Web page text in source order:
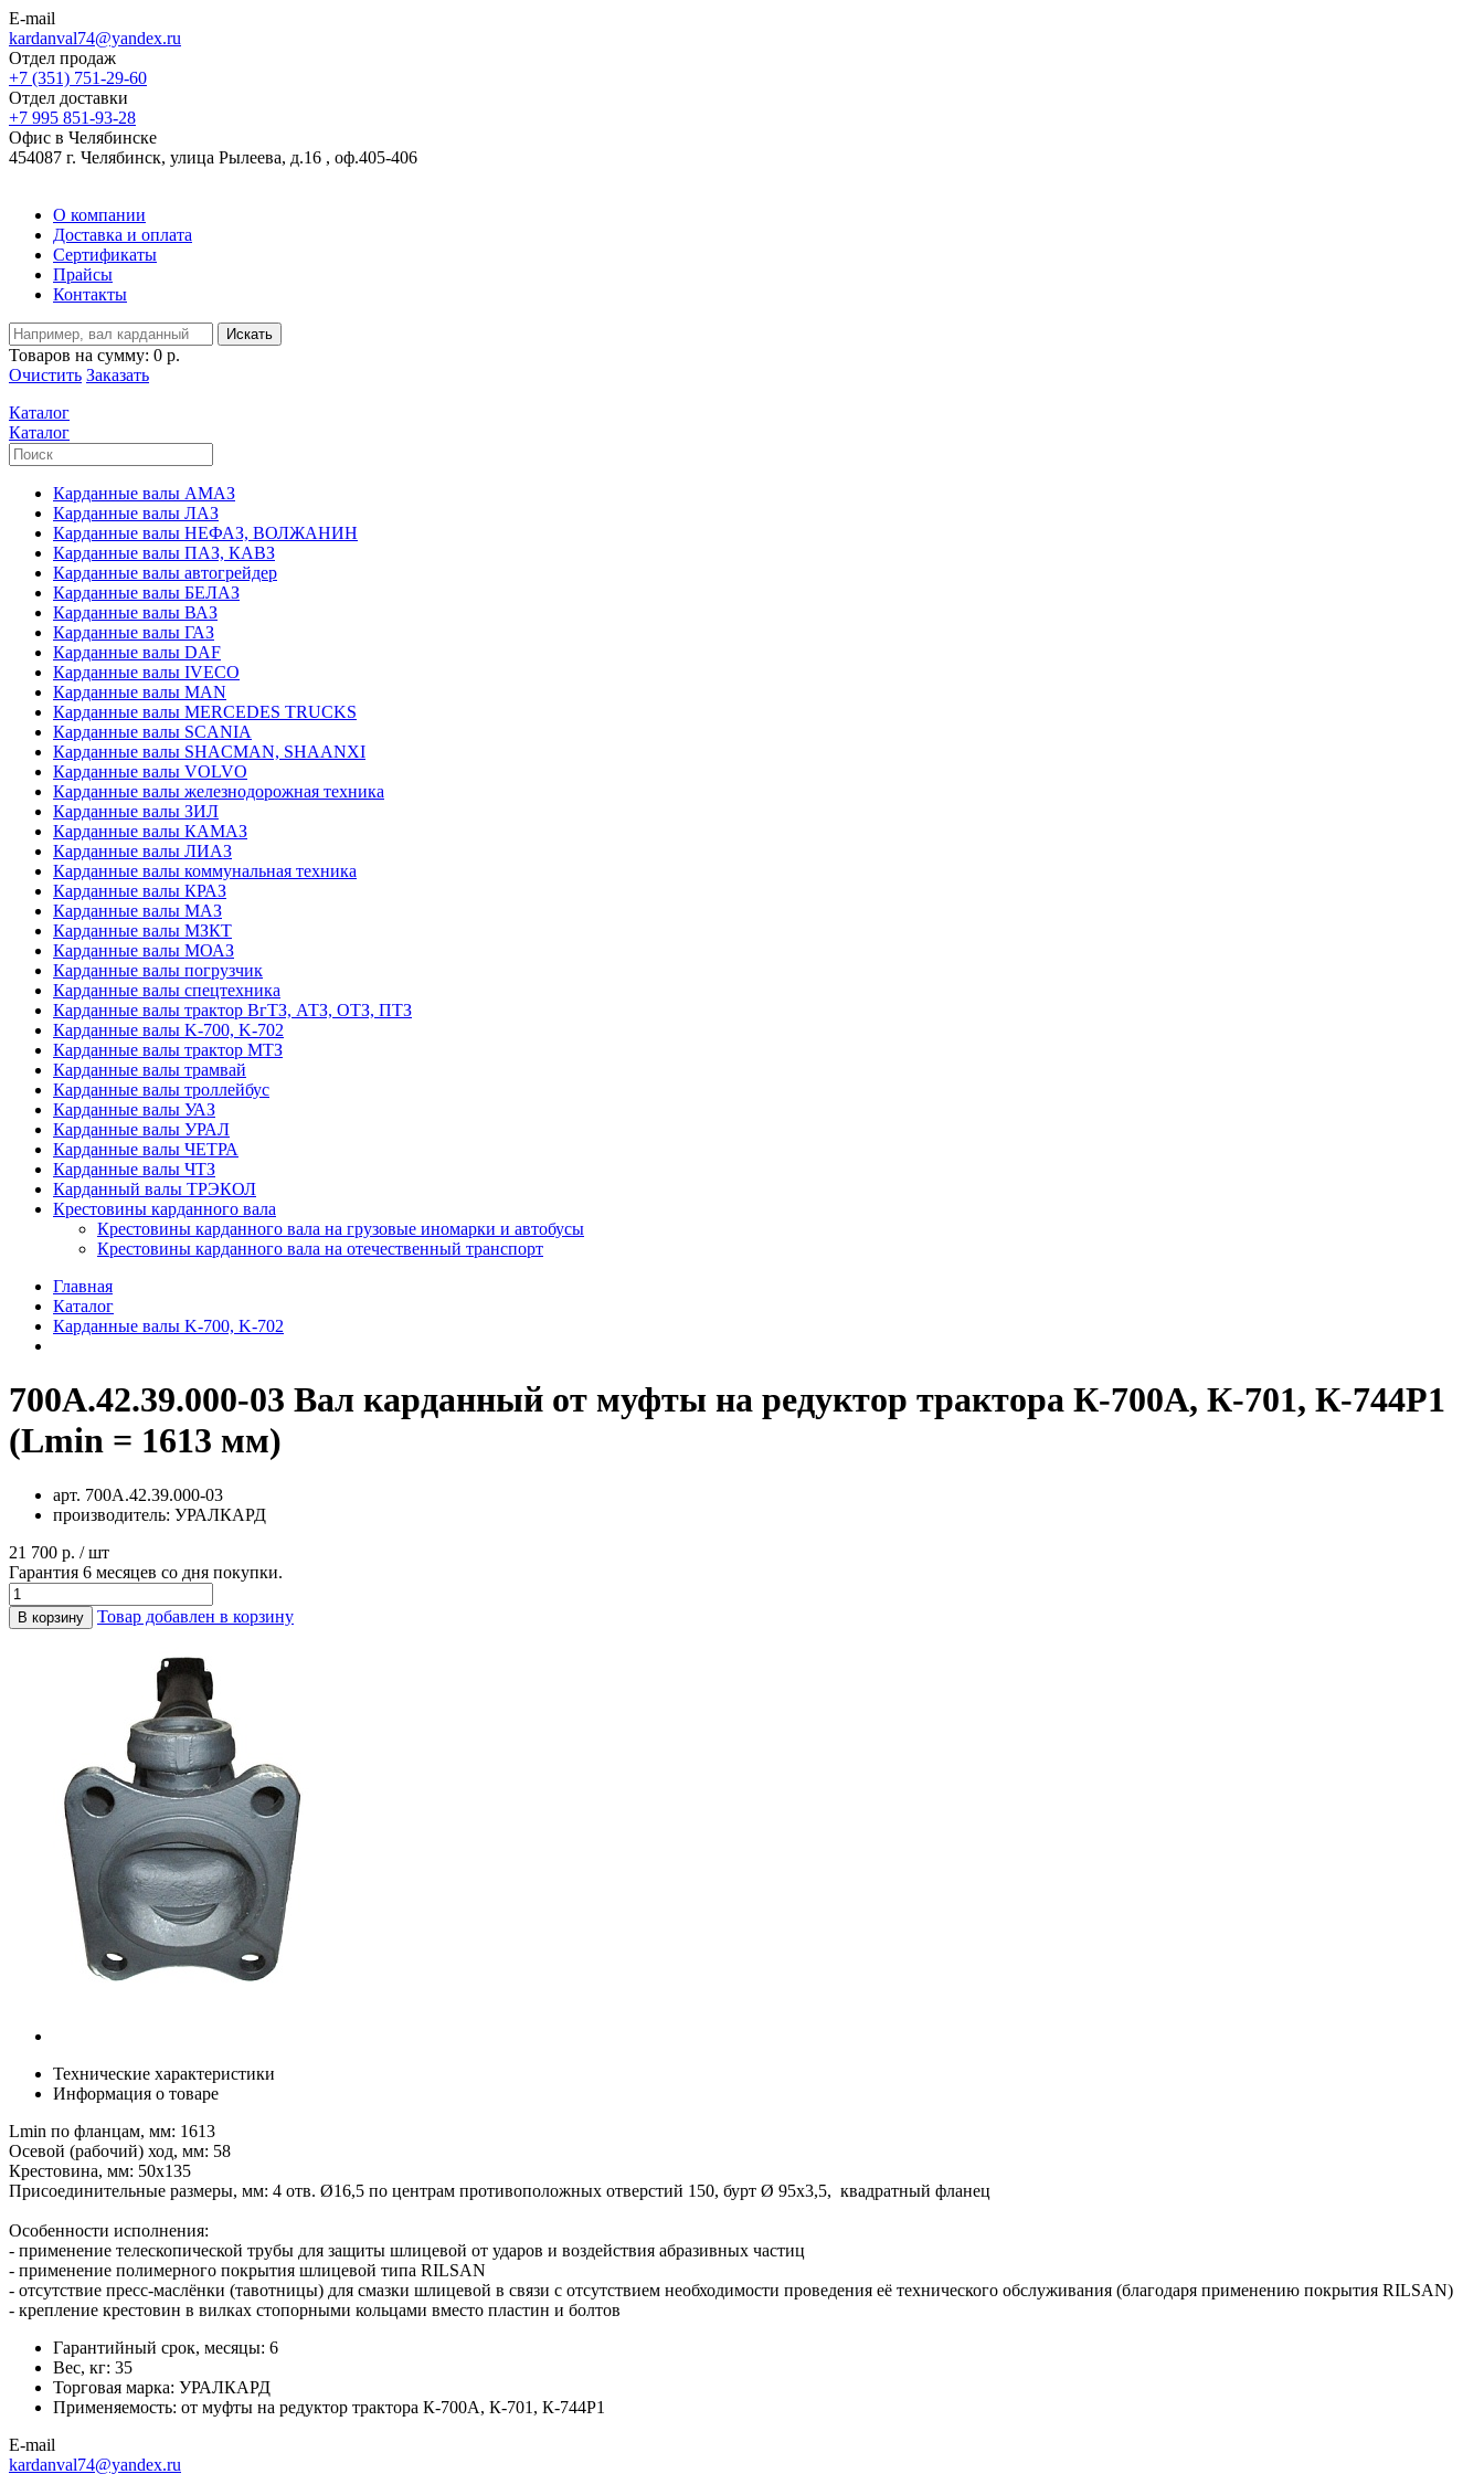
E-mail
kardanval74@yandex.ru
Отдел продаж
+7 (351) 751-29-60
Отдел доставки
+7 995 851-93-28
Офис в Челябинске
454087 г. Челябинск, улица Рылеева, д.16 , оф.405-406
О компании
Доставка и оплата
Сертификаты
Прайсы
Контакты
Искать
Товаров на сумму: 0 р.
Очистить Заказать
Каталог
Каталог
Карданные валы АМАЗ
Карданные валы ЛАЗ
Карданные валы НЕФАЗ, ВОЛЖАНИН
Карданные валы ПАЗ, КАВЗ
Карданные валы автогрейдер
Карданные валы БЕЛАЗ
Карданные валы ВАЗ
Карданные валы ГАЗ
Карданные валы DAF
Карданные валы IVECO
Карданные валы MAN
Карданные валы MERCEDES TRUCKS
Карданные валы SCANIA
Карданные валы SHACMAN, SHAANXI
Карданные валы VOLVO
Карданные валы железнодорожная техника
Карданные валы ЗИЛ
Карданные валы КАМАЗ
Карданные валы ЛИАЗ
Карданные валы коммунальная техника
Карданные валы КРАЗ
Карданные валы МАЗ
Карданные валы МЗКТ
Карданные валы МОАЗ
Карданные валы погрузчик
Карданные валы спецтехника
Карданные валы трактор ВгТЗ, АТЗ, ОТЗ, ПТЗ
Карданные валы K-700, K-702
Карданные валы трактор МТЗ
Карданные валы трамвай
Карданные валы троллейбус
Карданные валы УАЗ
Карданные валы УРАЛ
Карданные валы ЧЕТРА
Карданные валы ЧТЗ
Карданный валы ТРЭКОЛ
Крестовины карданного вала
Крестовины карданного вала на грузовые иномарки и автобусы
Крестовины карданного вала на отечественный транспорт
Главная
Каталог
Карданные валы K-700, K-702
700А.42.39.000-03 Вал карданный от муфты на редуктор трактора К-700А, К-701, К-744Р1
(Lmin = 1613 мм)
арт. 700А.42.39.000-03
производитель: УРАЛКАРД
21 700 р. / шт
Гарантия 6 месяцев со дня покупки.
В корзину Товар добавлен в корзину
Технические характеристики
Информация о товаре
Lmin по фланцам, мм: 1613
Осевой (рабочий) ход, мм: 58
Крестовина, мм: 50х135
Присоединительные размеры, мм: 4 отв. Ø16,5 по центрам противоположных отверстий 150, бурт Ø 95х3,5, квадратный фланец
Особенности исполнения:
- применение телескопической трубы для защиты шлицевой от ударов и воздействия абразивных частиц
- применение полимерного покрытия шлицевой типа RILSAN
- отсутствие пресс-маслёнки (тавотницы) для смазки шлицевой в связи с отсутствием необходимости проведения её технического обслуживания (благодаря применению покрытия RILSAN)
- крепление крестовин в вилках стопорными кольцами вместо пластин и болтов
Гарантийный срок, месяцы: 6
Вес, кг: 35
Торговая марка: УРАЛКАРД
Применяемость: от муфты на редуктор трактора К-700А, К-701, К-744Р1
E-mail
kardanval74@yandex.ru